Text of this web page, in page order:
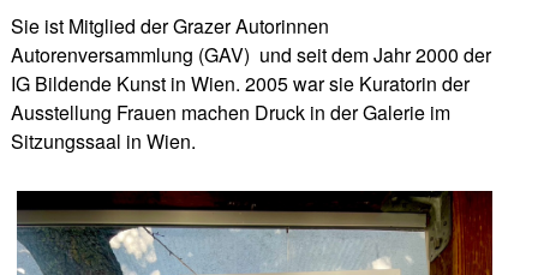
Sie ist Mitglied der Grazer Autorinnen
Autorenversammlung (GAV) und seit dem Jahr 2000 der
IG Bildende Kunst in Wien. 2005 war sie Kuratorin der
Ausstellung Frauen machen Druck in der Galerie im
Sitzungssaal in Wien.